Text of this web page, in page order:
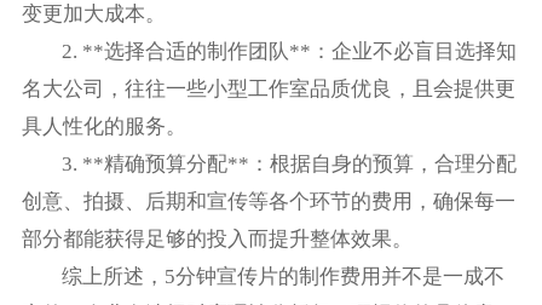
变更加大成本。
2. **选择合适的制作团队**：企业不必盲目选择知
名大公司，往往一些小型工作室品质优良，且会提供更
具人性化的服务。
3. **精确预算分配**：根据自身的预算，合理分配
创意、拍摄、后期和宣传等各个环节的费用，确保每一
部分都能获得足够的投入而提升整体效果。
综上所述，5分钟宣传片的制作费用并不是一成不